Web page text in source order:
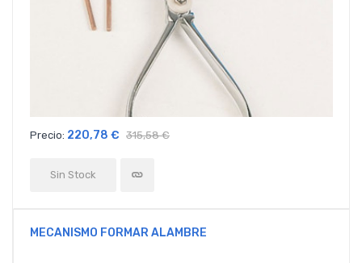
Precio: 220,78 € 315,58 €
Sin Stock
MECANISMO FORMAR ALAMBRE